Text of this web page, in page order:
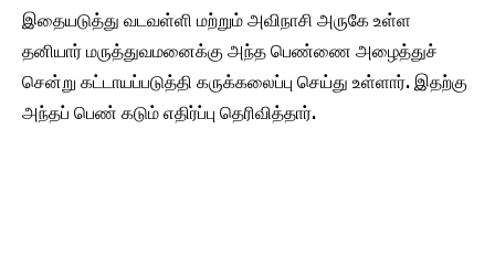
இதையடுத்து வடவள்ளி மற்றும் அவிநாசி அருகே உள்ள
தனியார் மருத்துவமனைக்கு அந்த பெண்ணை அழைத்துச்
சென்று கட்டாயப்படுத்தி கருக்கலைப்பு செய்து உள்ளார். இதற்கு
அந்தப் பெண் கடும் எதிர்ப்பு தெரிவித்தார்.